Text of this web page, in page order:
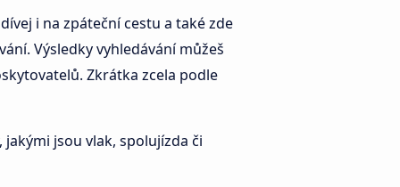
i na zpáteční cestu a také zde
Výsledky vyhledávání můžeš
Zkrátka zcela podle
jsou vlak, spolujízda či